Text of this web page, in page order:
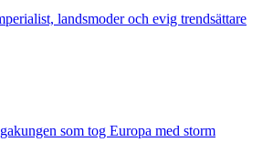
landsmoder och evig trendsättare
som tog Europa med storm